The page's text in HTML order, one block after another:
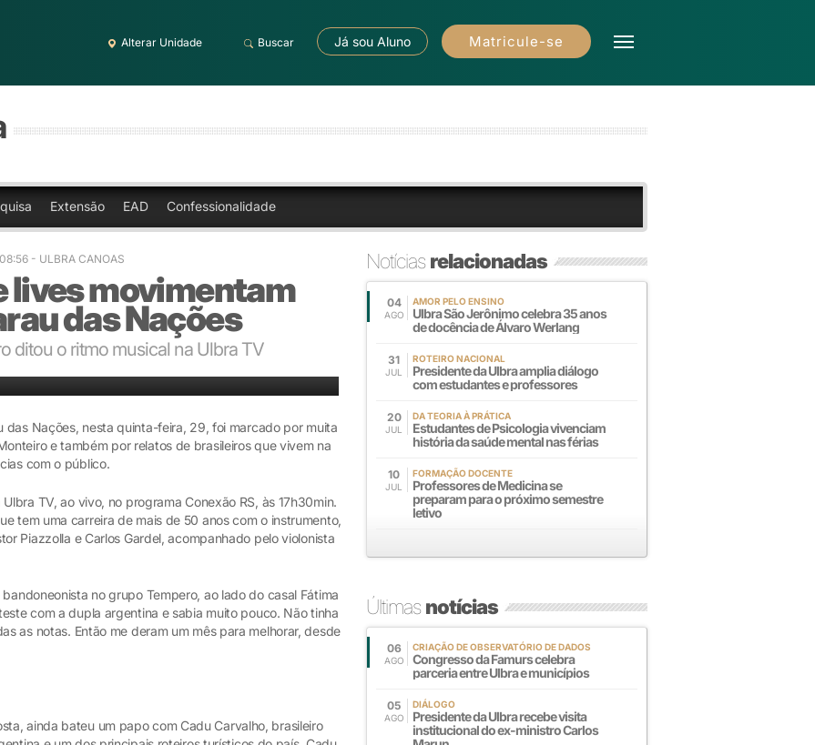
Alterar Unidade Buscar Já sou Aluno Matricule-se
Extensão EAD Confessionalidade
- ULBRA CANOAS
lives movimentam
das Nações
ditou o ritmo musical na Ulbra TV
das Nações, nesta quinta-feira, 29, foi marcado por muita
e também por relatos de brasileiros que vivem na
com o público.
TV, ao vivo, no programa Conexão RS, às 17h30min.
tem uma carreira de mais de 50 anos com o instrumento,
Piazzolla e Carlos Gardel, acompanhado pelo violonista
no grupo Tempero, ao lado do casal Fátima
com a dupla argentina e sabia muito pouco. Não tinha
as notas. Então me deram um mês para melhorar, desde
ainda bateu um papo com Cadu Carvalho, brasileiro
Notíciasrelacionadas
04
AGO
AMOR PELO ENSINO
Ulbra São Jerônimo celebra 35 anos
de docência de Álvaro Werlang
31
JUL
ROTEIRO NACIONAL
Presidente da Ulbra amplia diálogo
com estudantes e professores
20
JUL
DA TEORIA À PRÁTICA
Estudantes de Psicologia vivenciam
história da saúde mental nas férias
10
JUL
FORMAÇÃO DOCENTE
Professores de Medicina se
preparam para o próximo semestre
letivo
Últimasnotícias
06
AGO
CRIAÇÃO DE OBSERVATÓRIO DE DADOS
Congresso da Famurs celebra
parceria entre Ulbra e municípios
05
AGO
DIÁLOGO
Presidente da Ulbra recebe visita
institucional do ex-ministro Carlos